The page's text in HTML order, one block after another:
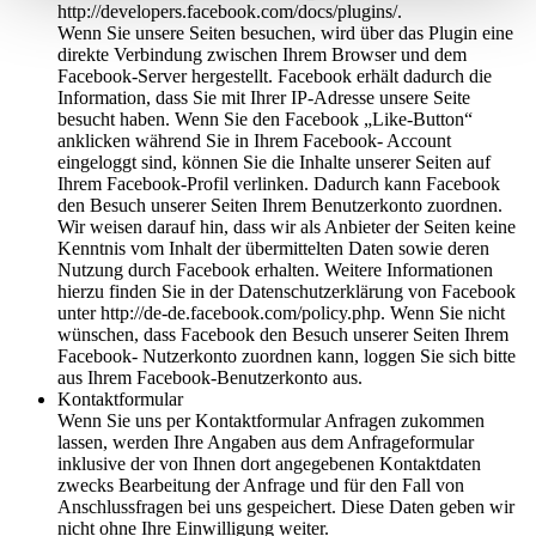
http://developers.facebook.com/docs/plugins/.
Wenn Sie unsere Seiten besuchen, wird über das Plugin eine
direkte Verbindung zwischen Ihrem Browser und dem
Facebook-Server hergestellt. Facebook erhält dadurch die
Information, dass Sie mit Ihrer IP-Adresse unsere Seite
besucht haben. Wenn Sie den Facebook „Like-Button“
anklicken während Sie in Ihrem Facebook- Account
eingeloggt sind, können Sie die Inhalte unserer Seiten auf
Ihrem Facebook-Profil verlinken. Dadurch kann Facebook
den Besuch unserer Seiten Ihrem Benutzerkonto zuordnen.
Wir weisen darauf hin, dass wir als Anbieter der Seiten keine
Kenntnis vom Inhalt der übermittelten Daten sowie deren
Nutzung durch Facebook erhalten. Weitere Informationen
hierzu finden Sie in der Datenschutzerklärung von Facebook
unter http://de-de.facebook.com/policy.php. Wenn Sie nicht
wünschen, dass Facebook den Besuch unserer Seiten Ihrem
Facebook- Nutzerkonto zuordnen kann, loggen Sie sich bitte
aus Ihrem Facebook-Benutzerkonto aus.
Kontaktformular
Wenn Sie uns per Kontaktformular Anfragen zukommen
lassen, werden Ihre Angaben aus dem Anfrageformular
inklusive der von Ihnen dort angegebenen Kontaktdaten
zwecks Bearbeitung der Anfrage und für den Fall von
Anschlussfragen bei uns gespeichert. Diese Daten geben wir
nicht ohne Ihre Einwilligung weiter.